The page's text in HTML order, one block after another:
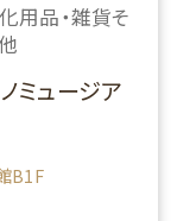
用品・雑貨そ
ミュージア
B1F